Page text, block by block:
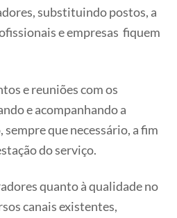
substituindo postos, a
e empresas fiquem
e reuniões com os
e acompanhando a
que necessário, a fim
do serviço.
quanto à qualidade no
canais existentes,